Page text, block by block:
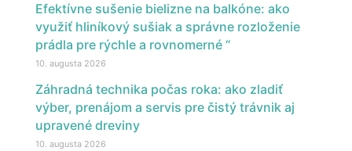
Efektívne sušenie bielizne na balkóne: ako
využiť hliníkový sušiak a správne rozloženie
prádla pre rýchle a rovnomerné “
10. augusta 2026
Záhradná technika počas roka: ako zladiť
výber, prenájom a servis pre čistý trávnik aj
upravené dreviny
10. augusta 2026